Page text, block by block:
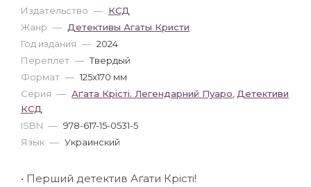
Издательство — КСД
Жанр — Детективы Агаты Кристи
Год издания — 2024
Переплет — Твердый
Формат — 125x170 мм
Серия — Аґата Крісті. Легендарний Пуаро Детективи
КСД
ISBN — 978-617-15-0531-5
Язык — Украинский
• Перший детектив Аґати Крісті!